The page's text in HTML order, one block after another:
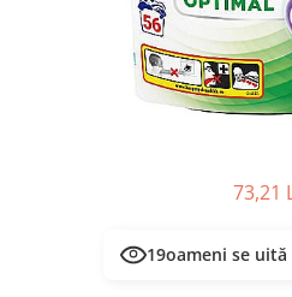
73,21
19oameni se